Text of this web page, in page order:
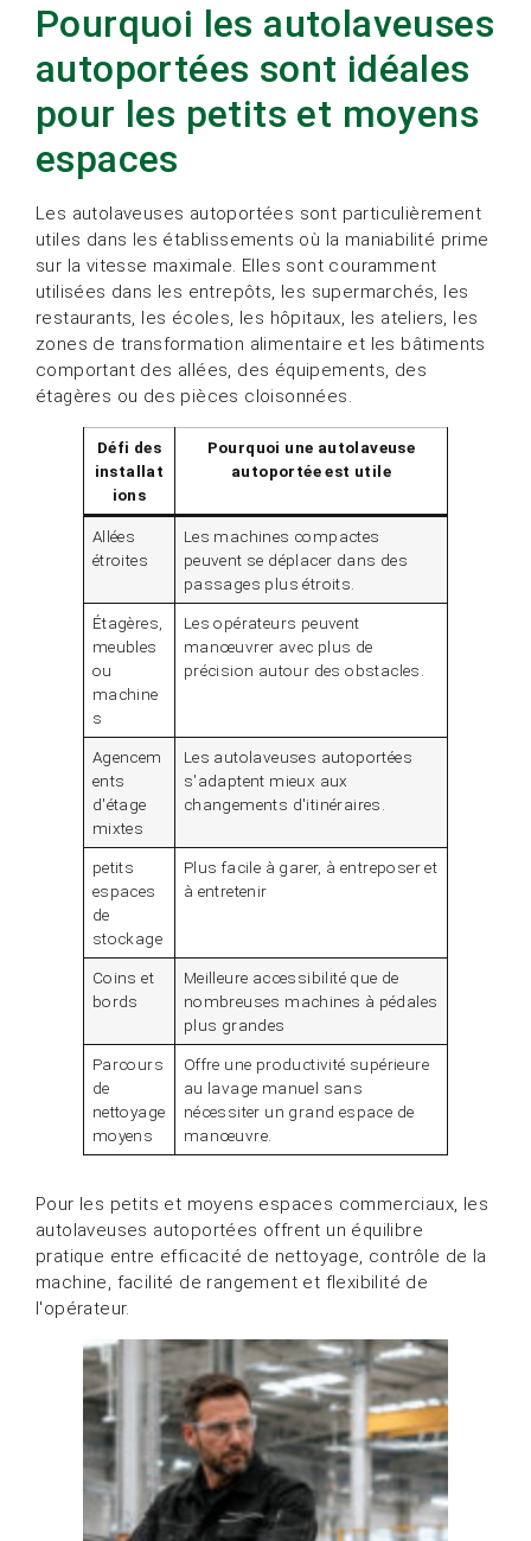
Pourquoi les autolaveuses
autoportées sont idéales
pour les petits et moyens
espaces
Les autolaveuses autoportées sont particulièrement
utiles dans les établissements où la maniabilité prime
sur la vitesse maximale. Elles sont couramment
utilisées dans les entrepôts, les supermarchés, les
restaurants, les écoles, les hôpitaux, les ateliers, les
zones de transformation alimentaire et les bâtiments
comportant des allées, des équipements, des
étagères ou des pièces cloisonnées.
Défi des
installat
ions
Pourquoi une autolaveuse
autoportée est utile
Allées
étroites
Les machines compactes
peuvent se déplacer dans des
passages plus étroits.
Étagères,
meubles
ou
machine
s
Les opérateurs peuvent
manœuvrer avec plus de
précision autour des obstacles.
Agencem
ents
d'étage
mixtes
Les autolaveuses autoportées
s'adaptent mieux aux
changements d'itinéraires.
petits
espaces
de
stockage
Plus facile à garer, à entreposer et
à entretenir
Coins et
bords
Meilleure accessibilité que de
nombreuses machines à pédales
plus grandes
Parcours
de
nettoyage
moyens
Offre une productivité supérieure
au lavage manuel sans
nécessiter un grand espace de
manœuvre.
Pour les petits et moyens espaces commerciaux, les
autolaveuses autoportées offrent un équilibre
pratique entre efficacité de nettoyage, contrôle de la
machine, facilité de rangement et flexibilité de
l'opérateur.